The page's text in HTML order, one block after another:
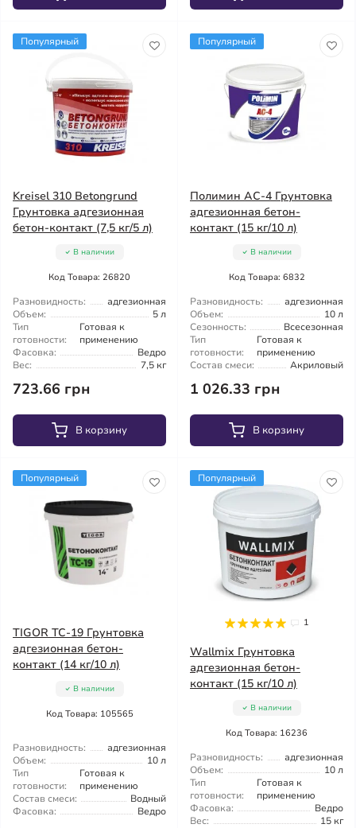
Популярный
Kreisel 310 Betongrund
Грунтовка адгезионная
бетон-контакт (7,5 кг/5 л)
В наличии
Код Товара: 26820
Разновидность:
адгезионная
Объем:
5 л
Тип
готовности:
Готовая к
применению
Фасовка:
Ведро
Вес:
7,5 кг
723.66 грн
В корзину
Популярный
Полимин АС-4 Грунтовка
адгезионная бетон-
контакт (15 кг/10 л)
В наличии
Код Товара: 6832
Разновидность:
адгезионная
Объем:
10 л
Сезонность:
Всесезонная
Тип
готовности:
Готовая к
применению
Состав смеси:
Акриловый
1 026.33 грн
В корзину
Популярный
TIGOR ТС-19 Грунтовка
адгезионная бетон-
контакт (14 кг/10 л)
В наличии
Код Товара: 105565
Разновидность:
адгезионная
Объем:
10 л
Тип
готовности:
Готовая к
применению
Состав смеси:
Водный
Фасовка:
Ведро
Популярный
1
Wallmix Грунтовка
адгезионная бетон-
контакт (15 кг/10 л)
В наличии
Код Товара: 16236
Разновидность:
адгезионная
Объем:
10 л
Тип
готовности:
Готовая к
применению
Фасовка:
Ведро
Вес:
15 кг